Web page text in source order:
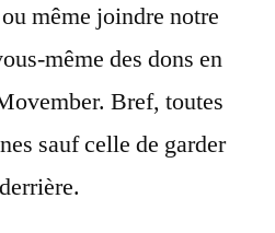
même joindre notre
même des dons en
Bref, toutes
sauf celle de garder